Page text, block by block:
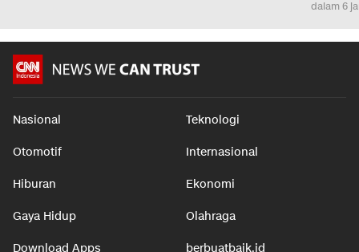
dalam 6
Nasional Teknologi
Otomotif Internasional
Hiburan Ekonomi
Gaya Hidup Olahraga
Download Apps berbuatbaik.id